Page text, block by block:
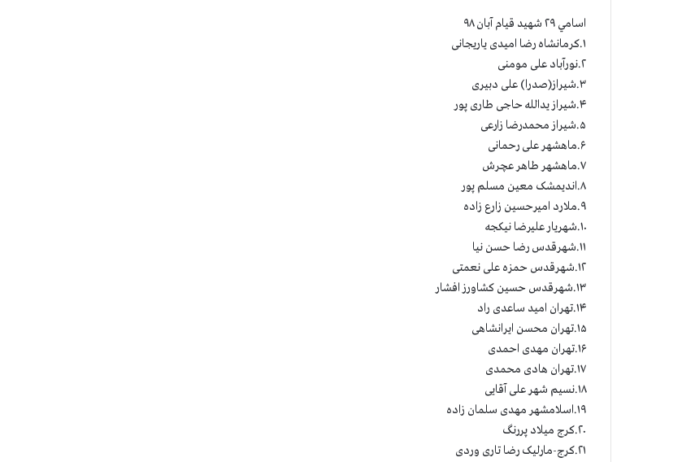
اسامي ۲۹ شهيد قيام آبان ۹۸
۱.کرمانشاه رضا امیدی یاریجانی
۲.نورآباد علی مومنی
۳.شیراز(صدرا) علی دبیری
۴.شیراز یدالله حاجی طاری پور
۵.شیراز محمدرضا زارعی
۶.ماهشهر علی رحمانی
۷.ماهشهر طاهر عچرش
۸.اندیمشک معین مسلم پور
۹.ملارد امیرحسین زارع زاده
۱۰.شهریار علیرضا نیکجه
۱۱.شهرقدس رضا حسن نیا
۱۲.شهرقدس حمزه علی نعمتی
۱۳.شهرقدس حسین کشاورز افشار
۱۴.تهران امید ساعدی راد
۱۵.تهران محسن ایرانشاهی
۱۶.تهران مهدی احمدی
۱۷.تهران هادی محمدی
۱۸.نسیم شهر علی آقایی
۱۹.اسلامشهر مهدی سلمان زاده
۲۰.کرج میلاد پررنگ
۲۱.کرج-مارلیک رضا تاری وردی